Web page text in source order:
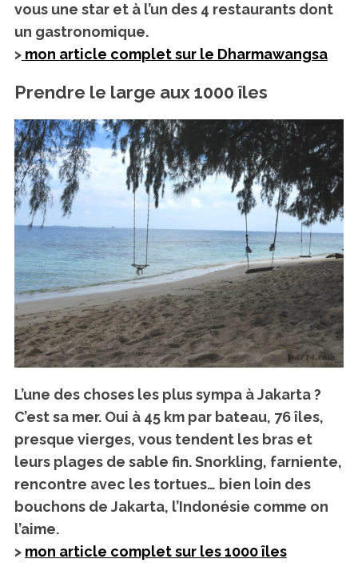
vous une star et à l’un des 4 restaurants dont
un gastronomique.
>mon article complet sur le Dharmawangsa
Prendre le large aux 1000 îles
L’une des choses les plus sympa à Jakarta ?
C’est sa mer. Oui à 45 km par bateau, 76 îles,
presque vierges, vous tendent les bras et
leurs plages de sable fin. Snorkling, farniente,
rencontre avec les tortues… bien loin des
bouchons de Jakarta, l’Indonésie comme on
l’aime.
> mon article complet sur les 1000 îles